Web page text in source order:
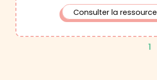
Consulter la ressource
1